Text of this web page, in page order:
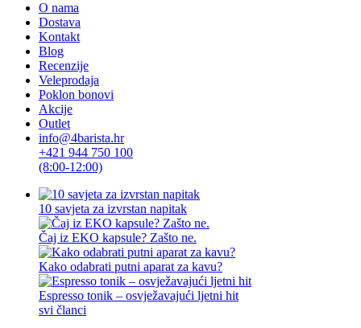
O nama
Dostava
Kontakt
Blog
Recenzije
Veleprodaja
Poklon bonovi
Akcije
Outlet
info@4barista.hr
+421 944 750 100
(8:00-12:00)
10 savjeta za izvrstan napitak
Čaj iz EKO kapsule? Zašto ne.
Kako odabrati putni aparat za kavu?
Espresso tonik – osvježavajući ljetni hit
svi članci